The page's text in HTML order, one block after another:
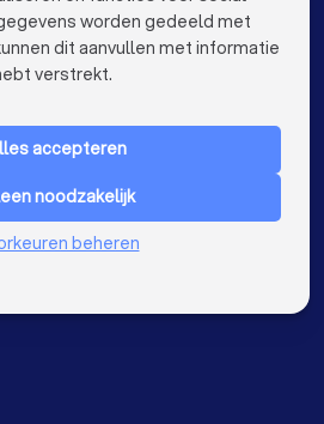
Makelaars in Leiden
keyboard_arrow_down
worden gedeeld met
dit aanvullen met informatie
verstrekt.
accepteren
noodzakelijk
beheren